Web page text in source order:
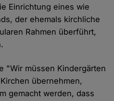
Einrichtung eines wie
der ehemals kirchliche
Rahmen überführt,
"Wir müssen Kindergärten
übernehmen,
gemacht werden, dass